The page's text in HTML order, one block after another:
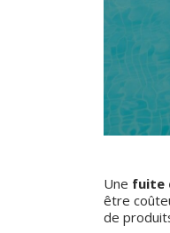
Une fuite
être
de